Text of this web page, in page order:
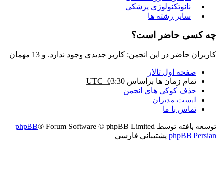
نانوتکنولوژی پزشکی
سایر رشته ها
چه کسی حاضر است؟
کاربران حاضر در این انجمن: کاربر جدیدی وجود ندارد. و 13 مهمان
صفحه اول تالار
تمام زمان ها براساس UTC+03:30
حذف کوکی های انجمن
لیست مدیران
تماس با ما
توسعه یافته توسط phpBB® Forum Software © phpBB Limited
phpBB Persian پشتیبانی فارسی